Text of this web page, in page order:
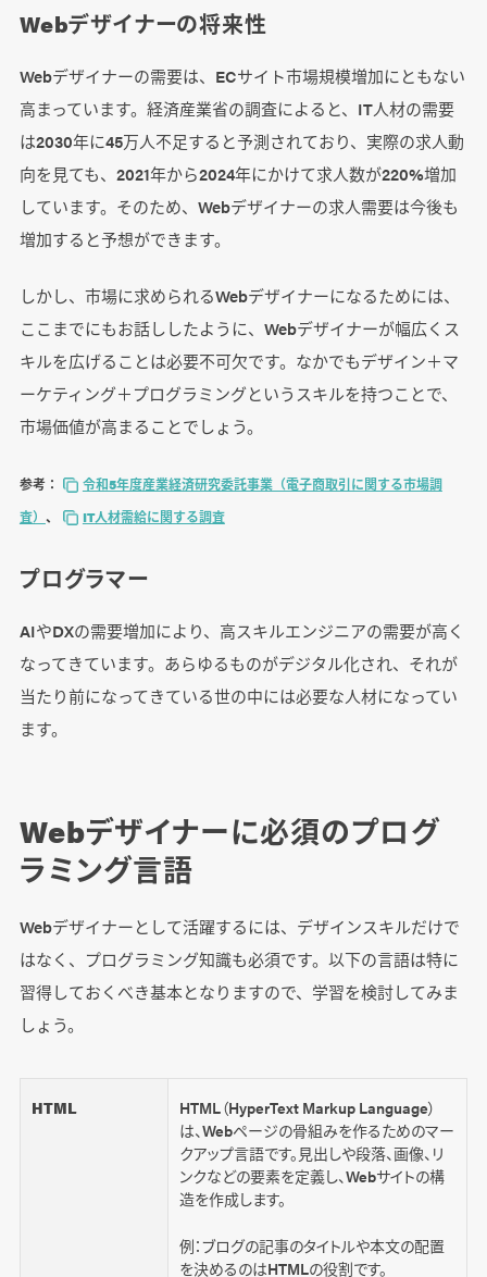
Webデザイナーの将来性
Webデザイナーの需要は、ECサイト市場規模増加にともない
高まっています。経済産業省の調査によると、IT人材の需要
は2030年に45万人不足すると予測されており、実際の求人動
向を見ても、2021年から2024年にかけて求人数が220%増加
しています。そのため、Webデザイナーの求人需要は今後も
増加すると予想ができます。
しかし、市場に求められるWebデザイナーになるためには、
ここまでにもお話ししたように、Webデザイナーが幅広くス
キルを広げることは必要不可欠です。なかでもデザイン＋マ
ーケティング＋プログラミングというスキルを持つことで、
市場価値が高まることでしょう。
参考：
令和5年度産業経済研究委託事業（電子商取引に関する市場調
査） 、 IT人材需給に関する調査
プログラマー
AIやDXの需要増加により、高スキルエンジニアの需要が高く
なってきています。あらゆるものがデジタル化され、それが
当たり前になってきている世の中には必要な人材になってい
ます。
Webデザイナーに必須のプログ
ラミング言語
Webデザイナーとして活躍するには、デザインスキルだけで
はなく、プログラミング知識も必須です。以下の言語は特に
習得しておくべき基本となりますので、学習を検討してみま
しょう。
HTML
HTML（HyperText Markup Language）
は、Webページの骨組みを作るためのマー
クアップ言語です。見出しや段落、画像、リ
ンクなどの要素を定義し、Webサイトの構
造を作成します。
例：ブログの記事のタイトルや本文の配置
を決めるのはHTMLの役割です。